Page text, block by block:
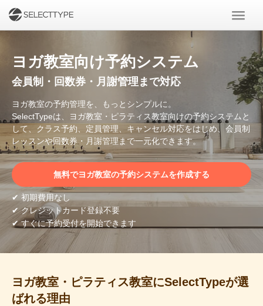
ヨガ教室向け予約システム
会員制・回数券・月謝管理まで対応
ヨガ教室の予約管理を、もっとシンプルに。
SelectTypeは、ヨガ教室・ピラティス教室向けの予約システムと
して、クラス予約、定員管理、キャンセル対応をはじめ、会員制
レッスンや回数券・月謝管理まで一元化できます。
無料でヨガ教室の予約システムを作成する
✔ 初期費用なし
✔ クレジットカード登録不要
✔ すぐに予約受付を開始できます
ヨガ教室・ピラティス教室にSelectTypeが選
ばれる理由